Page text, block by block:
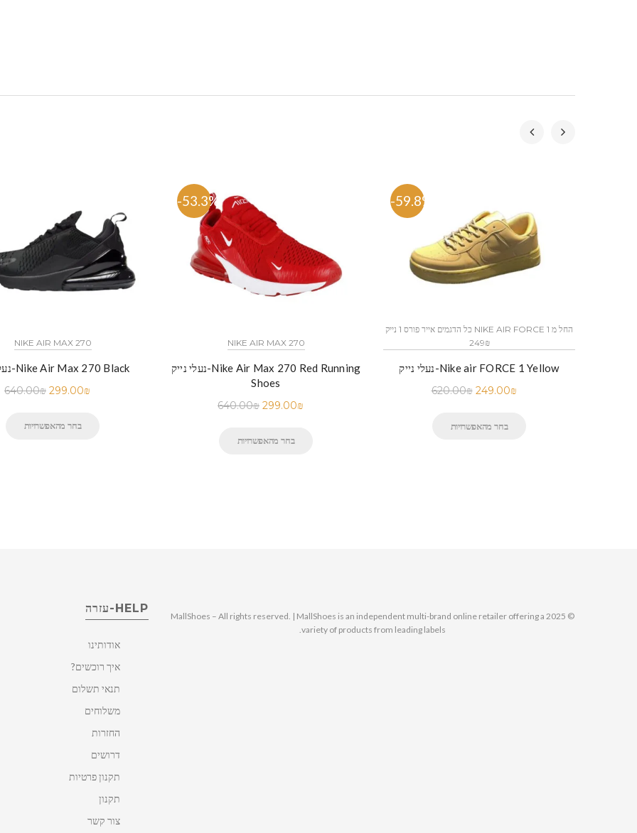
NIKE AIR MAX 270
נעלי נייק-Nike Air Max 270 Black
640.00₪ 299.00₪
בחר מהאפשרויות
-53.3%
NIKE AIR MAX 270
נעלי נייק-Nike Air Max 270 Red Running
Shoes
640.00₪ 299.00₪
בחר מהאפשרויות
-59.8%
כל הדגמים אייר פורס 1 נייק NIKE AIR FORCE 1 החל מ
249₪
נעלי נייק-Nike air FORCE 1 Yellow
620.00₪ 249.00₪
בחר מהאפשרויות
HELP-עזרה
אודותינו
איך רוכשים?
תנאי תשלום
משלוחים
החזרות
דרושים
תקנון פרטיות
תקנון
צור קשר
© 2025 MallShoes – All rights reserved. | MallShoes is an independent multi-brand online retailer offering a
variety of products from leading labels.